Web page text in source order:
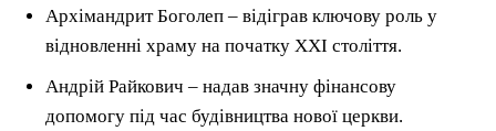
Архімандрит Боголеп – відіграв ключову роль у
відновленні храму на початку XXI століття.
Андрій Райкович – надав значну фінансову
допомогу під час будівництва нової церкви.